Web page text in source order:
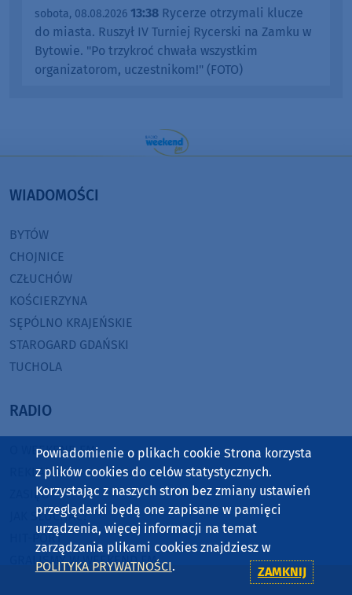
sobota, 08.08.2026 13:38 Rycerze otrzymali klucze
do miasta. Ruszył IV Turniej Rycerski na Zamku w
Bytowie. "Po trzykroć chwała wszystkim
organizatorom, uczestnikom!" (FOTO)
WIADOMOŚCI
BYTÓW
CHOJNICE
CZŁUCHÓW
KOŚCIERZYNA
SĘPÓLNO KRAJEŃSKIE
STAROGARD GDAŃSKI
TUCHOLA
RADIO
O WEEKEND FM
REKLAMA
ZASIĘG
JAK SŁUCHAĆ?
HIT-PORT
GRALIŚMY W WEEKEND FM
Powiadomienie o plikach cookie Strona korzysta
z plików cookies do celów statystycznych.
Korzystając z naszych stron bez zmiany ustawień
przeglądarki będą one zapisane w pamięci
urządzenia, więcej informacji na temat
zarządzania plikami cookies znajdziesz w
POLITYKA PRYWATNOŚCI. ZAMKNIJ